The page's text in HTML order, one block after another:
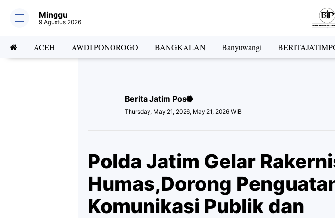
Minggu
9 Agustus 2026
ACEH AWDI PONOROGO BANGKALAN Banyuwangi
Berita Jatim Pos
Thursday, May 21, 2026, May 21, 2026 WIB
Polda Jatim Gelar
Humas,Dorong
Komunikasi Publik dan